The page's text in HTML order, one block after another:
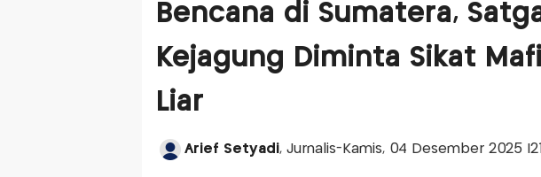
Bencana di Sumatera,
Kejagung Diminta Sikat
Liar
Arief Setyadi, Jurnalis-Kamis, 04 Desember 2025